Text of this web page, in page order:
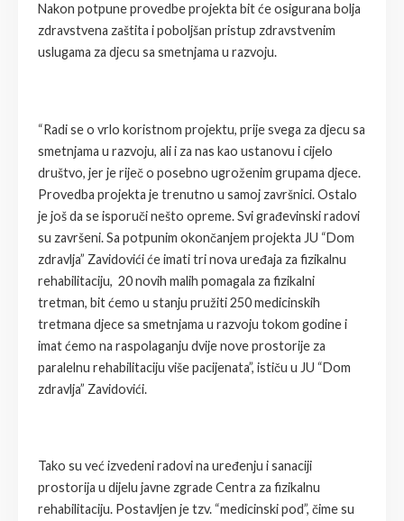
Nakon potpune provedbe projekta bit će osigurana bolja
zdravstvena zaštita i poboljšan pristup zdravstvenim
uslugama za djecu sa smetnjama u razvoju.
“Radi se o vrlo koristnom projektu, prije svega za djecu sa
smetnjama u razvoju, ali i za nas kao ustanovu i cijelo
društvo, jer je riječ o posebno ugroženim grupama djece.
Provedba projekta je trenutno u samoj završnici. Ostalo
je još da se isporuči nešto opreme. Svi građevinski radovi
su završeni. Sa potpunim okončanjem projekta JU “Dom
zdravlja” Zavidovići će imati tri nova uređaja za fizikalnu
rehabilitaciju, 20 novih malih pomagala za fizikalni
tretman, bit ćemo u stanju pružiti 250 medicinskih
tretmana djece sa smetnjama u razvoju tokom godine i
imat ćemo na raspolaganju dvije nove prostorije za
paralelnu rehabilitaciju više pacijenata”, ističu u JU “Dom
zdravlja” Zavidovići.
Tako su već izvedeni radovi na uređenju i sanaciji
prostorija u dijelu javne zgrade Centra za fizikalnu
rehabilitaciju. Postavljen je tzv. “medicinski pod”, čime su